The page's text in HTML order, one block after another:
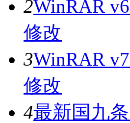
2WinRAR
修改
3WinRAR
修改
4最新国九